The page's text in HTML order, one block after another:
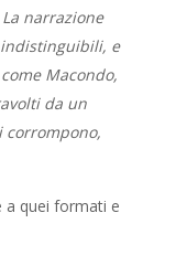
narrazione
e
Macondo,
da un
corrompono,
a quei formati e